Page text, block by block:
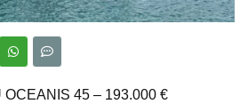
45 – 193.000 €